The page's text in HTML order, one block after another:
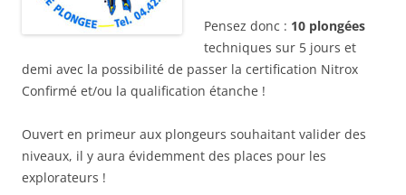
Pensez donc : 10 plongées
techniques sur 5 jours et
demi avec la possibilité de passer la certification Nitrox
Confirmé et/ou la qualification étanche !
Ouvert en primeur aux plongeurs souhaitant valider des
niveaux, il y aura évidemment des places pour les
explorateurs !